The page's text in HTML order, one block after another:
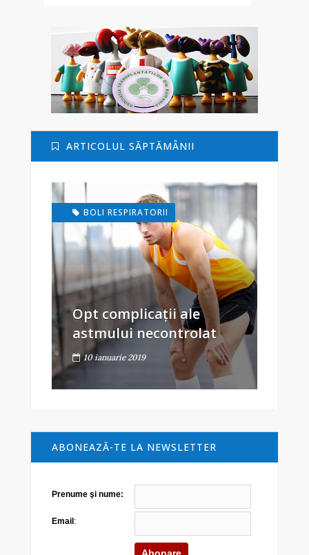
ARTICOLUL SĂPTĂMÂNII
BOLI RESPIRATORII
Opt complicații ale
astmului necontrolat
10 ianuarie 2019
ABONEAZĂ-TE LA NEWSLETTER
Prenume şi nume:
Email :